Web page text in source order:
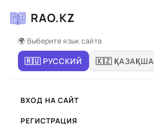
RAO.KZ
🌍 Выберите язык сайта
🇷🇺 РУССКИЙ 🇰🇿 ҚАЗАҚША
ВХОД НА САЙТ
РЕГИСТРАЦИЯ